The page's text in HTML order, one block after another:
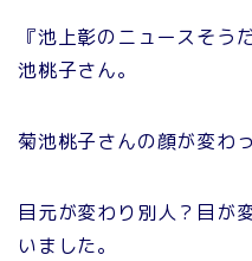
『池上彰のニュースそう
池桃子さん。
菊池桃子さんの顔が変わ
目元が変わり別人？目が
いました。